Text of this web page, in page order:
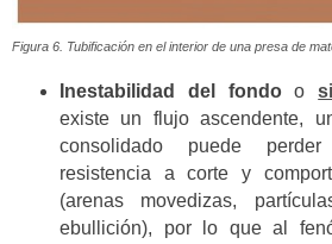
Figura 6. Tubificación en el interior de una presa de
Inestabilidad del fondoo
existe un flujo ascendente,
consolidado puede
resistencia a corte y
(arenas movedizas,
ebullición), por lo que al